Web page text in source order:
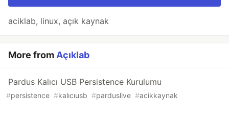
aciklab, linux, açık kaynak
More from Açıklab
Pardus Kalıcı USB Persistence Kurulumu
#persistence #kalıcıusb #parduslive #acikkaynak